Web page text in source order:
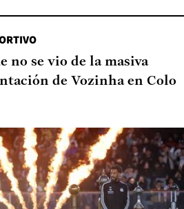
no se vio de la masiva
de Vozinha en Colo